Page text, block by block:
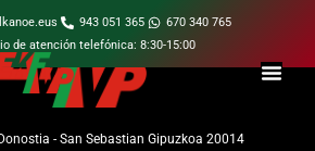
943 051 365
670 340 765
de atención telefónica: 8:30-15:00
- San Sebastian Gipuzkoa 20014